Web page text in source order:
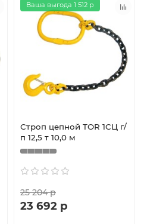
Ваша выгода 1 512 р
Строп цепной TOR 1СЦ г/
п 12,5 т 10,0 м
25 204 р
23 692 р